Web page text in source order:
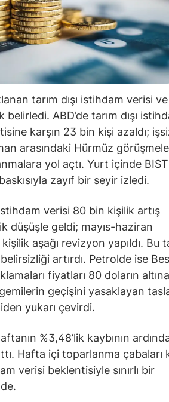
tarım dışı istihdam verisi ve
ABD’de tarım dışı
karşın 23 bin kişi azaldı;
arasındaki Hürmüz
yol açtı. Yurt içinde
zayıf bir seyir izledi.
verisi 80 bin kişilik artış
düşüşle geldi; mayıs-haziran
aşağı revizyon yapıldı. Bu
artırdı. Petrolde ise
fiyatları 80 doların altına
geçişini yasaklayan
yukarı çevirdi.
%3,48’lik kaybının
Hafta içi toparlanma çabaları
verisi beklentisiyle sınırlı bir